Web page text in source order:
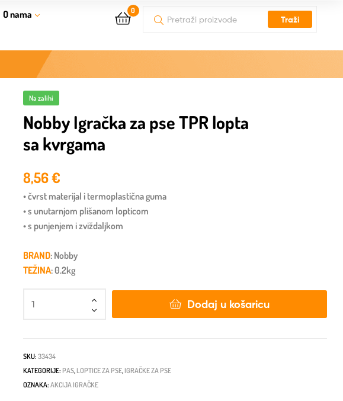
O nama 0
Traži
Na zalihi
Nobby Igračka za pse TPR lopta
sa kvrgama
8,56€
• čvrst materijal i termoplastična guma
• s unutarnjom plišanom lopticom
• s punjenjem i zviždaljkom
BRAND: Nobby
TEŽINA: 0.2kg
Dodaj u košaricu
SKU:33434
KATEGORIJE: PAS, LOPTICE ZA PSE, IGRAČKE ZA PSE
OZNAKA:AKCIJA IGRAČKE